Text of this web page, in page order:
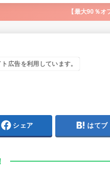
【最大90％
広告を利用しています。
シェア はてブ